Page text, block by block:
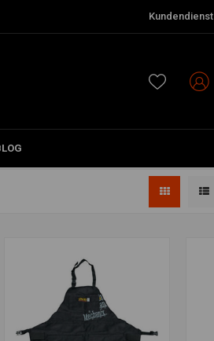
Kundendienst